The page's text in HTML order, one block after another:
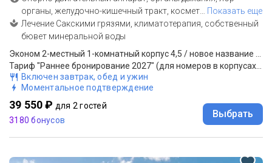
органы, желудочно-кишечный тракт, космет
Показать еще
Лечение Сакскими грязями, климатотерапия, собственный
бювет минеральной воды
Включен завтрак, обед и ужин
Моментальное подтверждение
39 550 ₽ для 2 гостей
3180 бонусов
Выбрать